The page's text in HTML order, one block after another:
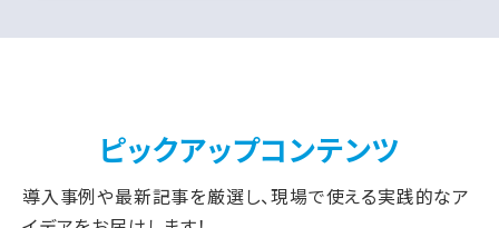
ピックアップコンテンツ
導入事例や最新記事を厳選し、現場で使える実践的なア